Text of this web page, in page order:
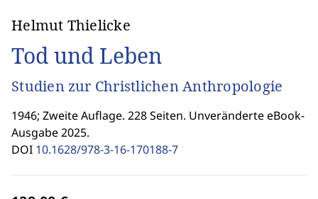
Helmut Thielicke
Tod und Leben
Studien zur Christlichen Anthropologie
1946; Zweite Auflage. 228 Seiten. Unveränderte eBook-
Ausgabe 2025.
DOI 10.1628/978-3-16-170188-7